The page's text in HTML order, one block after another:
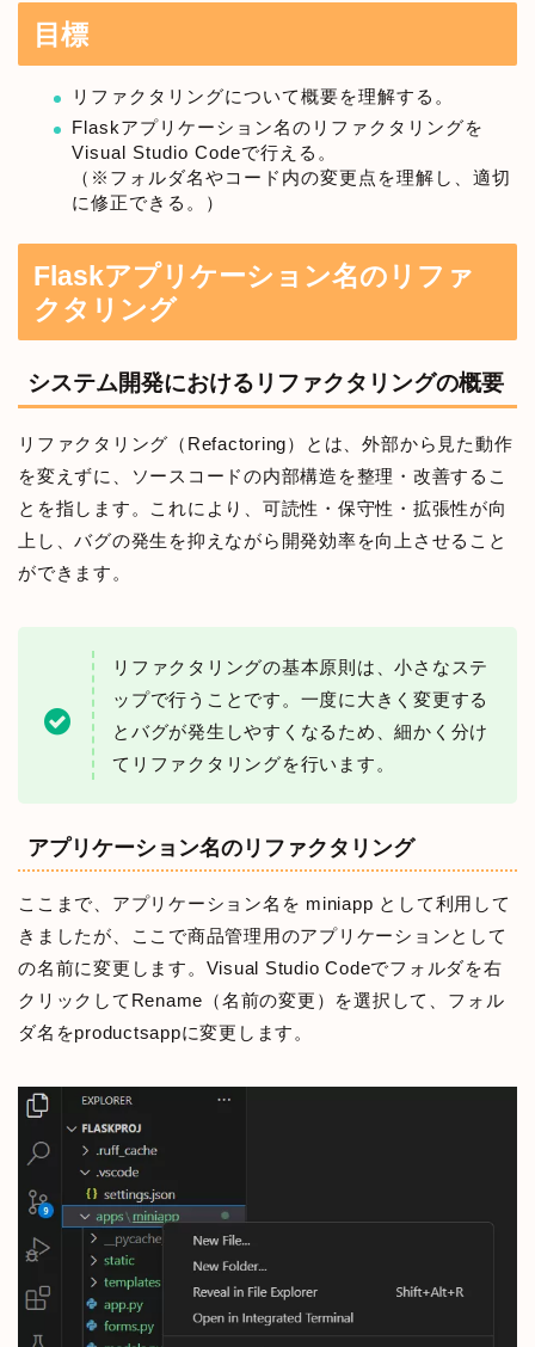
目標
リファクタリングについて概要を理解する。
Flaskアプリケーション名のリファクタリングを
Visual Studio Codeで行える。
（※フォルダ名やコード内の変更点を理解し、適切
に修正できる。）
Flaskアプリケーション名のリファ
クタリング
システム開発におけるリファクタリングの概要
リファクタリング（Refactoring）とは、外部から見た動作
を変えずに、ソースコードの内部構造を整理・改善するこ
とを指します。これにより、可読性・保守性・拡張性が向
上し、バグの発生を抑えながら開発効率を向上させること
ができます。
リファクタリングの基本原則は、小さなステ
ップで行うことです。一度に大きく変更する
とバグが発生しやすくなるため、細かく分け
てリファクタリングを行います。
アプリケーション名のリファクタリング
ここまで、アプリケーション名を miniapp として利用して
きましたが、ここで商品管理用のアプリケーションとして
の名前に変更します。Visual Studio Codeでフォルダを右
クリックしてRename（名前の変更）を選択して、フォル
ダ名をproductsappに変更します。